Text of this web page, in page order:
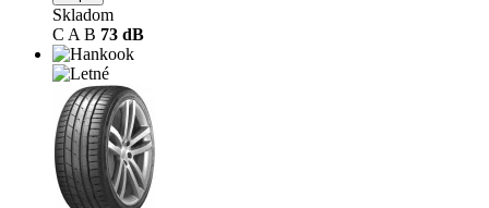
Skladom
C A B 73 dB